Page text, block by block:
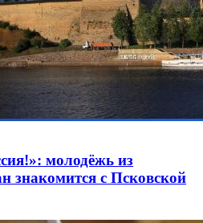
молодёжь из
знакомится с Псковской